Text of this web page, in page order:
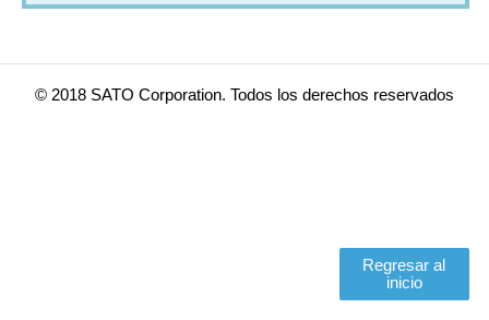
Regresar al
inicio
© 2018 SATO Corporation. Todos los derechos reservados